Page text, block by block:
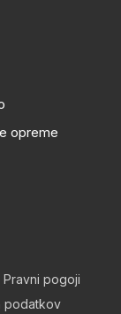
opreme
Pravni pogoji
podatkov